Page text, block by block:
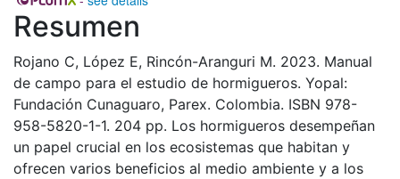
Resumen
Rojano C, López E, Rincón-Aranguri M. 2023. Manual
de campo para el estudio de hormigueros. Yopal:
Fundación Cunaguaro, Parex. Colombia. ISBN 978-
958-5820-1-1. 204 pp. Los hormigueros desempeñan
un papel crucial en los ecosistemas que habitan y
ofrecen varios beneficios al medio ambiente y a los